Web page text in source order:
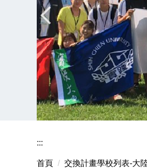
:::
首頁 交換計畫學校列表-大